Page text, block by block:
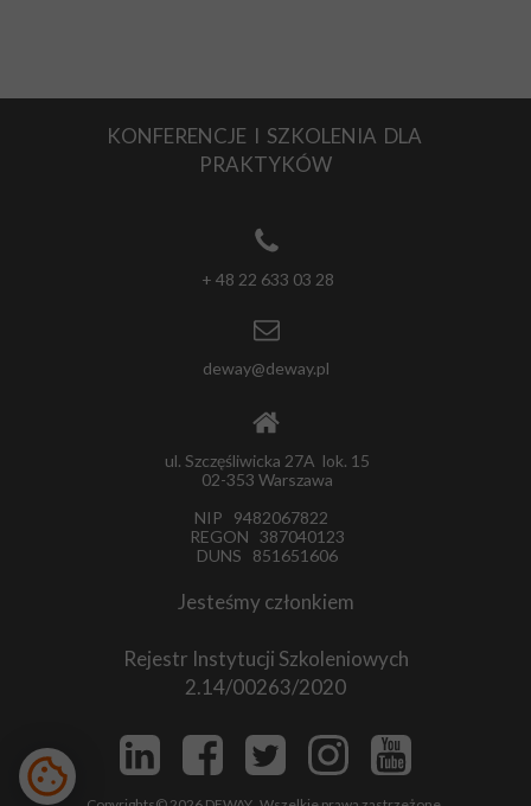
ul. Szczęśliwicka 27A lok. 15
02-353 Warszawa
NIP 9482067822
REGON 387040123
DUNS 851651606
+ 48 22 633 03 28
deway@deway.pl
Jesteśmy członkiem
Rejestr Instytucji Szkoleniowych
2.14/00263/2020
KONFERENCJE I SZKOLENIA DLA
PRAKTYKÓW